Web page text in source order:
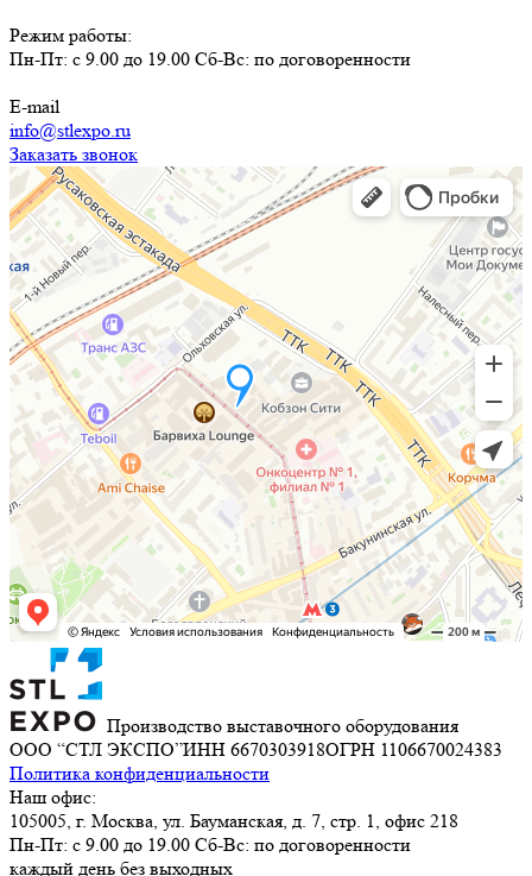
Режим работы:
Пн-Пт: с 9.00 до 19.00 Сб-Вс: по договоренности
E-mail
info@stlexpo.ru
Заказать звонок
Производство выставочного оборудования
ООО “СТЛ ЭКСПО”ИНН 6670303918ОГРН 1106670024383
Политика конфиденциальности
Наш офис:
105005, г. Москва, ул. Бауманская, д. 7, стр. 1, офис 218
Пн-Пт: с 9.00 до 19.00 Сб-Вс: по договоренности
каждый день без выходных